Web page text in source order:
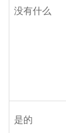
没有什么
是的